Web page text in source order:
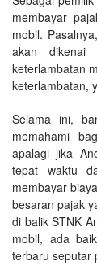
membayar
mobil.
akan dikenai
keterlambatan
keterlambatan,
Selama ini,
memahami
apalagi jika
tepat waktu
membayar
besaran pajak
di balik STNK
mobil, ada
terbaru seputar